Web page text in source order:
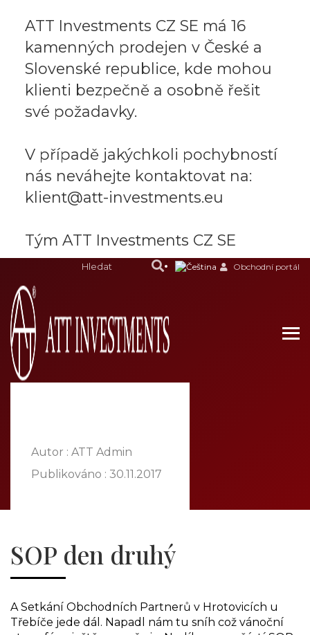
ATT Investments CZ SE má 16
kamenných prodejen v České a
Slovenské republice, kde mohou
klienti bezpečně a osobně řešit
své požadavky.
V případě jakýchkoli pochybností
nás neváhejte kontaktovat na:
klient@att-investments.eu
Tým ATT Investments CZ SE
Obchodní portál
NABÍDKA
KOMODITY
MÉDIA
KONTAKT
Autor : ATT Admin
Publikováno : 30.11.2017
SOP den druhý
A Setkání Obchodních Partnerů v Hrotovicích u
Třebíče jede dál. Napadl nám tu sníh což vánoční